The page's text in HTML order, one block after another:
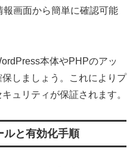
画面から簡単に確認可能
本体やPHPのアッ
しましょう。これによりプ
ュリティが保証されます。
ルと有効化手順